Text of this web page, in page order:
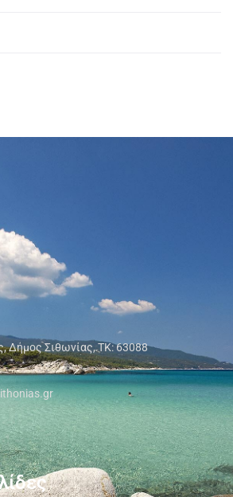
Δήμος Σιθωνίας, ΤΚ: 63088